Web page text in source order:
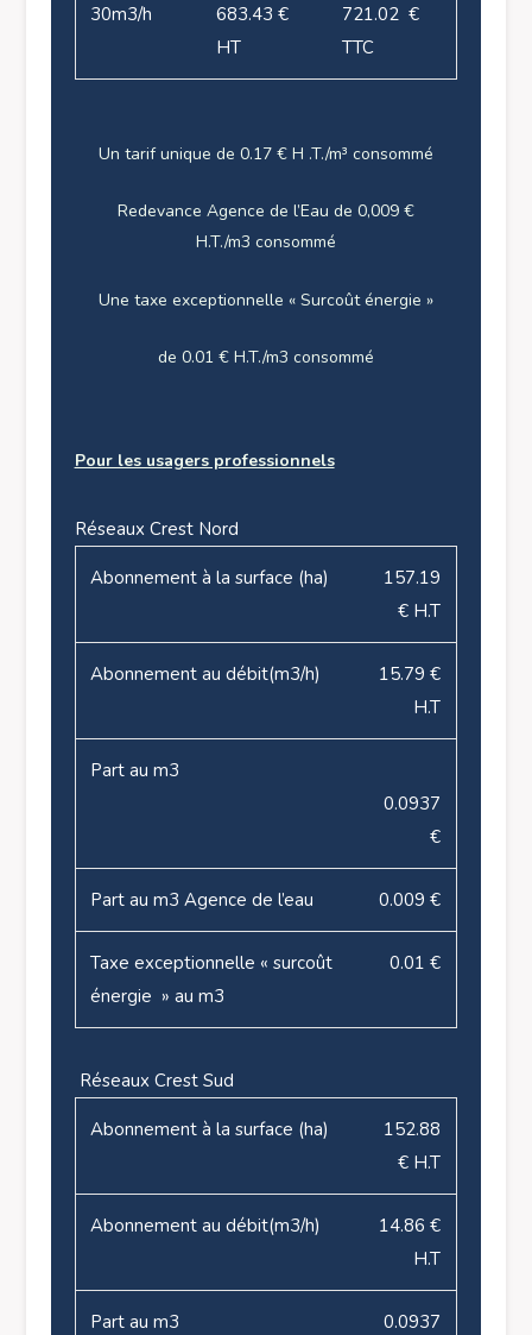
30m3/h
683.43 €
HT
721.02 €
TTC
Un tarif unique de 0.17 € H .T./m³ consommé
Redevance Agence de l’Eau de 0,009 €
H.T./m3 consommé
Une taxe exceptionnelle « Surcoût énergie »
de 0.01 € H.T./m3 consommé
Pour les usagers professionnels
Réseaux Crest Nord
Abonnement à la surface (ha)
157.19
€ H.T
Abonnement au débit(m3/h)
15.79 €
H.T
Part au m3
0.0937
€
Part au m3 Agence de l’eau 0.009 €
Taxe exceptionnelle « surcoût
énergie » au m3
0.01 €
Réseaux Crest Sud
Abonnement à la surface (ha)
152.88
€ H.T
Abonnement au débit(m3/h)
14.86 €
H.T
Part au m3
0.0937